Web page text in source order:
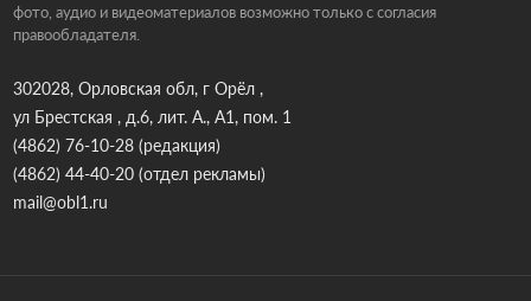
фото, аудио и видеоматериалов возможно только с согласия
правообладателя.
302028, Орловская обл, г Орёл ,
ул Брестская , д.6, лит. А., А1, пом. 1
(4862) 76-10-28(редакция)
(4862) 44-40-20(отдел рекламы)
mail@obl1.ru